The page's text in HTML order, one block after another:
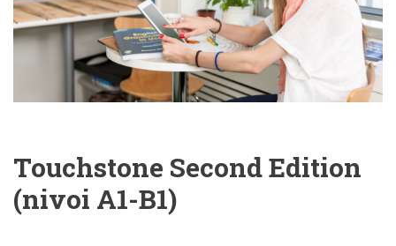
Touchstone Second Edition
(nivoi A1-B1)